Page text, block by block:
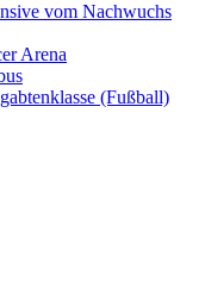
vom Nachwuchs
Arena
(Fußball)